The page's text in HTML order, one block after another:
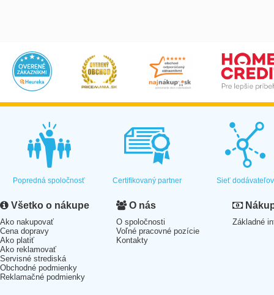
Popredná spoločnosť Certifikovaný partner Sieť dodávateľov
Všetko o nákupe
Ako nakupovať
Cena dopravy
Ako platiť
Ako reklamovať
Servisné strediská
Obchodné podmienky
Reklamačné podmienky
O nás
O spoločnosti
Voľné pracovné pozície
Kontakty
Základné